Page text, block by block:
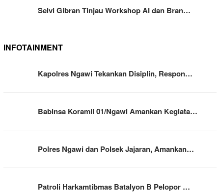
Selvi Gibran Tinjau Workshop AI dan Bran…
INFOTAINMENT
Kapolres Ngawi Tekankan Disiplin, Respon…
Babinsa Koramil 01/Ngawi Amankan Kegiata…
Polres Ngawi dan Polsek Jajaran, Amankan…
Patroli Harkamtibmas Batalyon B Pelopor …